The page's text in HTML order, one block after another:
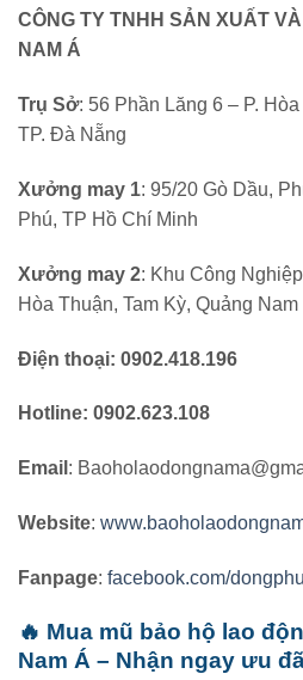
CÔNG TY TNHH SẢN XUẤT
NAM Á
Trụ Sở: 56 Phần Lăng 6 – P.
TP. Đà Nẵng
Xưởng may 1: 95/20 Gò Dầu,
Phú, TP Hồ Chí Minh
Xưởng may 2: Khu Công
Hòa Thuận, Tam Kỳ, Quảng Nam
Điện thoại: 0902.418.196
Hotline: 0902.623.108
Email :
Website:
Fanpage: facebook.com/
🔥 Mua mũ bảo hộ lao
Nam Á – Nhận ngay ưu